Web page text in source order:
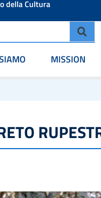
della Cultura
MISSION